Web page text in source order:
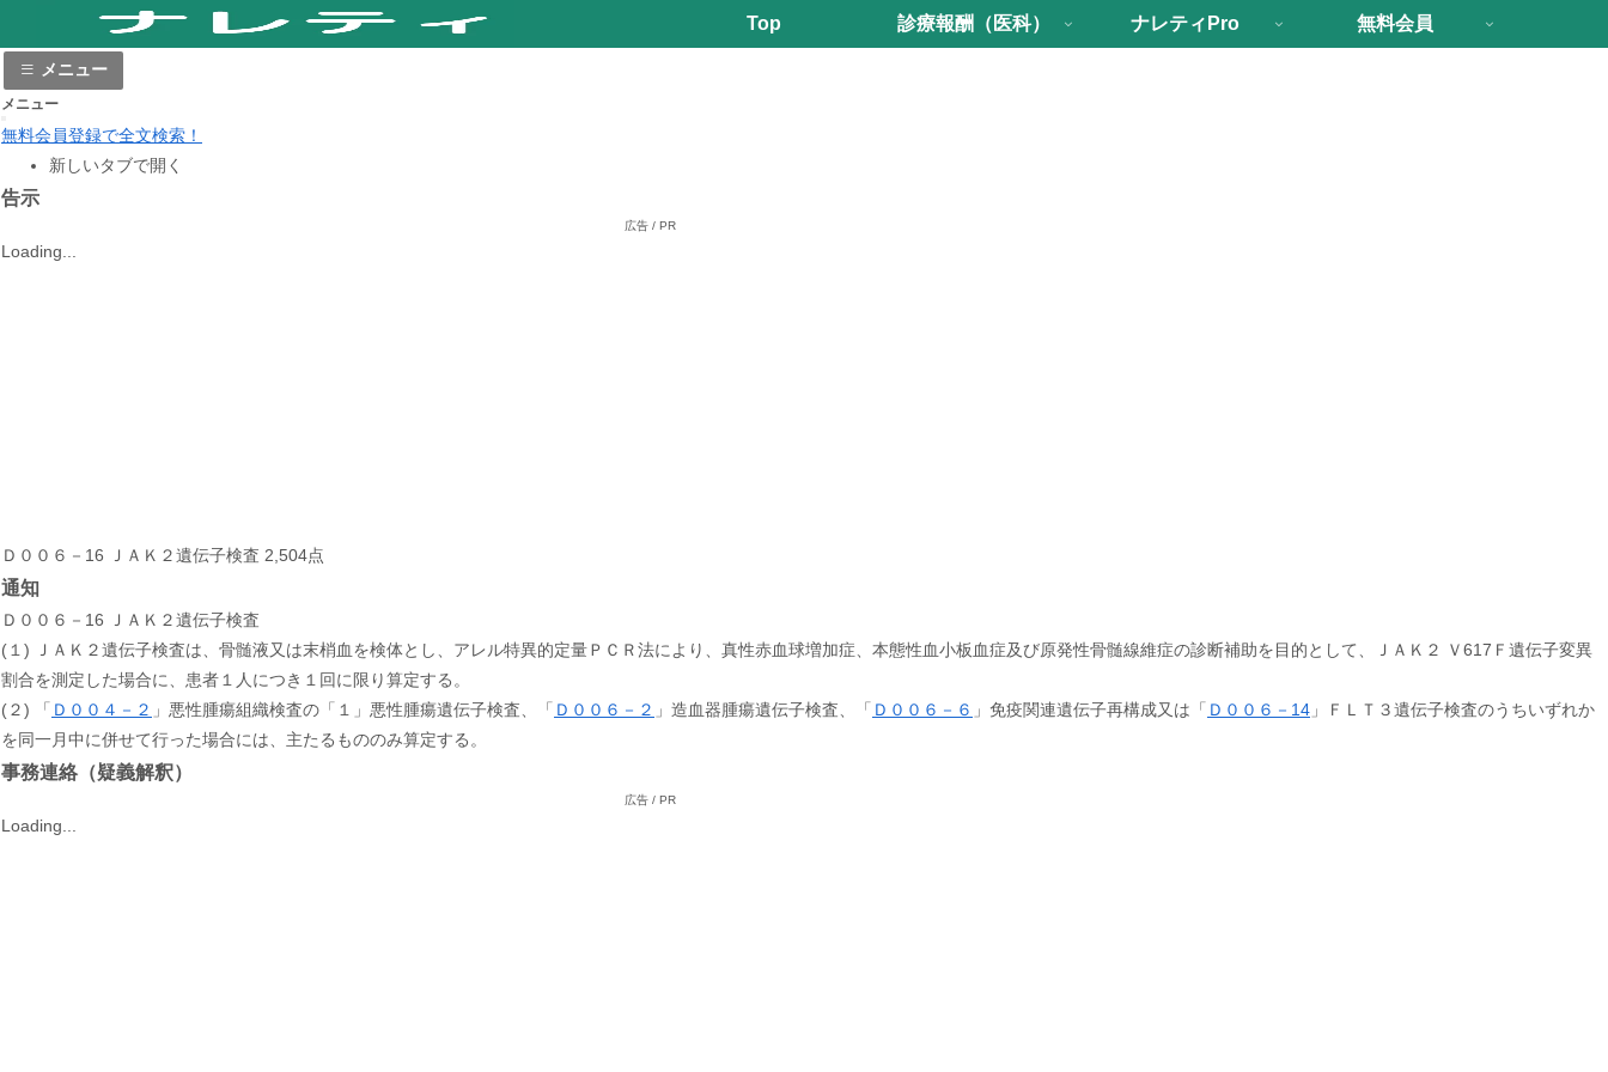
Top 診療報酬（医科） ナレティPro 無料会員
メニュー
メニュー
無料会員登録で全文検索！
新しいタブで開く
告示
広告 / PR
Loading...
Ｄ００６－16 ＪＡＫ２遺伝子検査 2,504点
通知
Ｄ００６－16 ＪＡＫ２遺伝子検査
(１) ＪＡＫ２遺伝子検査は、骨髄液又は末梢血を検体とし、アレル特異的定量ＰＣＲ法により、真性赤血球増加症、本態性血小板血症及び原発性骨髄線維症の診断補助を目的として、ＪＡＫ２ Ｖ617Ｆ遺伝子変異
割合を測定した場合に、患者１人につき１回に限り算定する。
(２) 「 Ｄ００４－２ 」悪性腫瘍組織検査の「１」悪性腫瘍遺伝子検査、「 Ｄ００６－２ 」造血器腫瘍遺伝子検査、「 Ｄ００６－６ 」免疫関連遺伝子再構成又は「 Ｄ００６－14 」ＦＬＴ３遺伝子検査のうちいずれか
を同一月中に併せて行った場合には、主たるもののみ算定する。
事務連絡（疑義解釈）
広告 / PR
Loading...